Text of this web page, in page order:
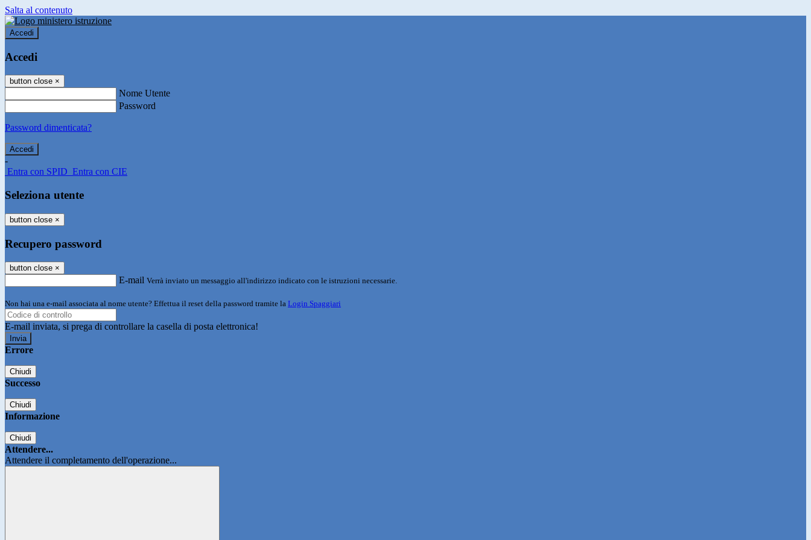
Salta al contenuto
Accedi
Accedi
button close ×
Nome Utente
Password
Password dimenticata?
-
Entra con SPID Entra con CIE
Seleziona utente
button close ×
Recupero password
button close ×
E-mail Verrà inviato un messaggio all'indirizzo indicato con le istruzioni necessarie.
Non hai una e-mail associata al nome utente? Effettua il reset della password tramite la Login Spaggiari
E-mail inviata, si prega di controllare la casella di posta elettronica!
Errore
Chiudi
Successo
Chiudi
Informazione
Chiudi
Attendere...
Attendere il completamento dell'operazione...